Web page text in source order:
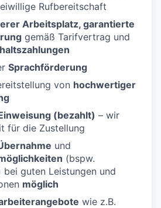
Rufbereitschaft
Arbeitsplatz, garantierte
gemäß Tarifvertrag und
Sprachförderung
von hochwertiger
(bezahlt) – wir
für die Zustellung
und
(bspw.
guten Leistungen und
möglich
wie z.B.